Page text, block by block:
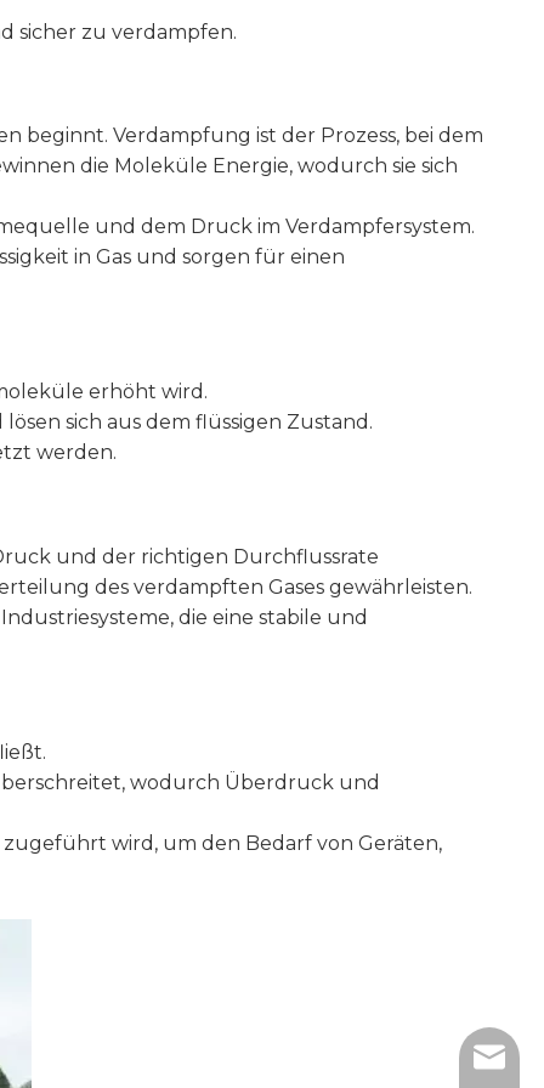
sicher zu verdampfen.
beginnt. Verdampfung ist der Prozess, bei dem
die Moleküle Energie, wodurch sie sich
und dem Druck im Verdampfersystem.
in Gas und sorgen für einen
erhöht wird.
sich aus dem flüssigen Zustand.
werden.
und der richtigen Durchflussrate
des verdampften Gases gewährleisten.
die eine stabile und
wodurch Überdruck und
wird, um den Bedarf von Geräten,